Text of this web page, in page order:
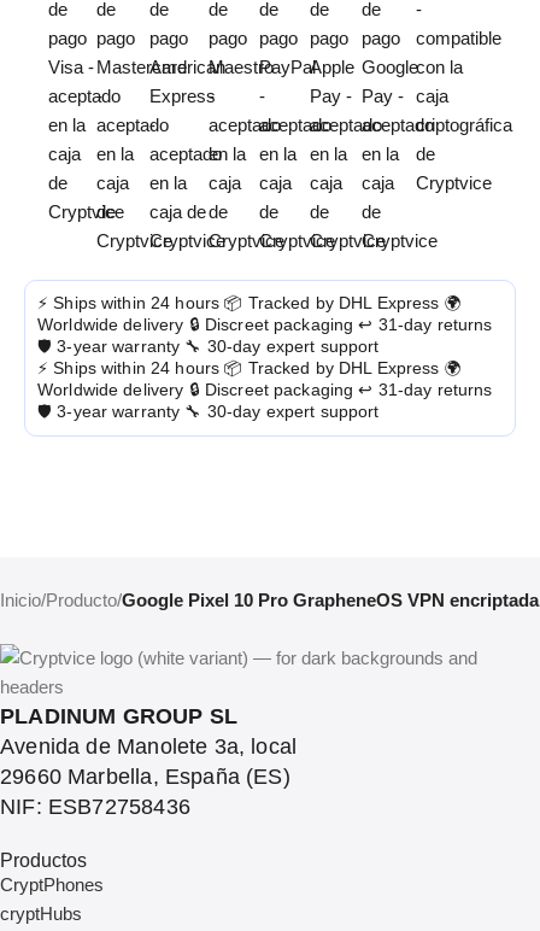
⚡ Ships within 24 hours📦 Tracked by DHL Express 🌍
Worldwide delivery 🔒 Discreet packaging↩️ 31-day returns
🛡️ 3-year warranty 🔧 30-day expert support
⚡ Ships within 24 hours📦 Tracked by DHL Express 🌍
Worldwide delivery 🔒 Discreet packaging↩️ 31-day returns
🛡️ 3-year warranty 🔧 30-day expert support
Inicio/Producto/Google Pixel 10 Pro GrapheneOS VPN encriptada
PLADINUM GROUP SL
Avenida de Manolete 3a, local
29660 Marbella, España (ES)
NIF: ESB72758436
Productos
CryptPhones
cryptHubs